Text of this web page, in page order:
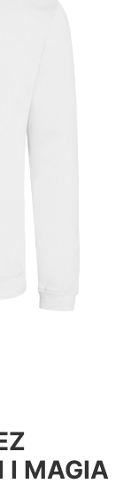
I MAGIA